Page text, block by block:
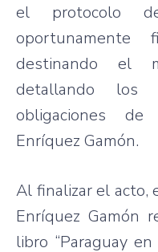
el protocolo
oportunamente
destinando el
detallando los
obligaciones de
Enríquez Gamón.
Al finalizar el acto,
Enríquez Gamón
libro “Paraguay